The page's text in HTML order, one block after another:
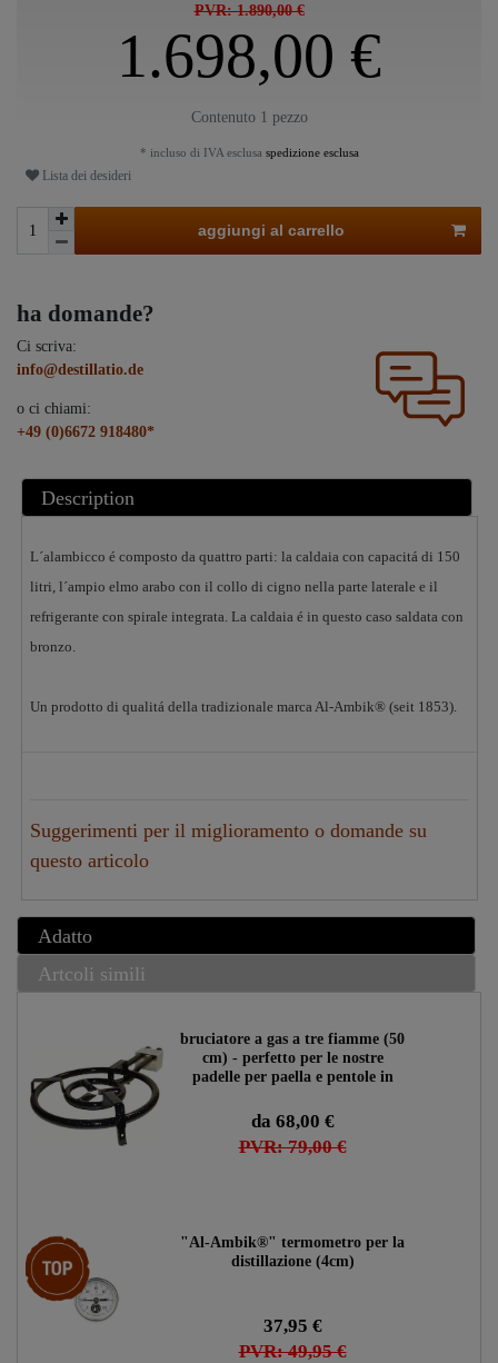
PVR: 1.890,00 €
1.698,00 €
Contenuto 1 pezzo
* incluso di IVA esclusa spedizione esclusa
Lista dei desideri
aggiungi al carrello
ha domande?
Ci scriva:
info@destillatio.de
o ci chiami:
+49 (0)6672 918480*
Description
L´alambicco é composto da quattro parti: la caldaia con capacitá di 150
litri, l´ampio elmo arabo con il collo di cigno nella parte laterale e il
refrigerante con spirale integrata. La caldaia é in questo caso saldata con
bronzo.
Un prodotto di qualitá della tradizionale marca Al-Ambik® (seit 1853).
Suggerimenti per il miglioramento o domande su
questo articolo
Adatto
Artcoli simili
bruciatore a gas a tre fiamme (50
cm) - perfetto per le nostre
padelle per paella e pentole in
PVR: 79,00 €
da 68,00 €
Ceres::Template.storeSpecialTop"Al-Ambik®" termometro per la
distillazione (4cm)
PVR: 49,95 €
37,95 €